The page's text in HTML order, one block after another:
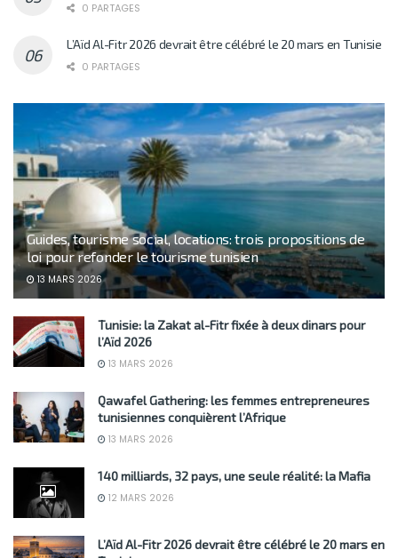
0 PARTAGES
L’Aïd Al-Fitr 2026 devrait être célébré le 20 mars en Tunisie
0 PARTAGES
Guides, tourisme social, locations: trois propositions de
loi pour refonder le tourisme tunisien
13 MARS 2026
Tunisie: la Zakat al-Fitr fixée à deux dinars pour
l’Aïd 2026
13 MARS 2026
Qawafel Gathering: les femmes entrepreneures
tunisiennes conquièrent l’Afrique
13 MARS 2026
140 milliards, 32 pays, une seule réalité: la Mafia
12 MARS 2026
L’Aïd Al-Fitr 2026 devrait être célébré le 20 mars en